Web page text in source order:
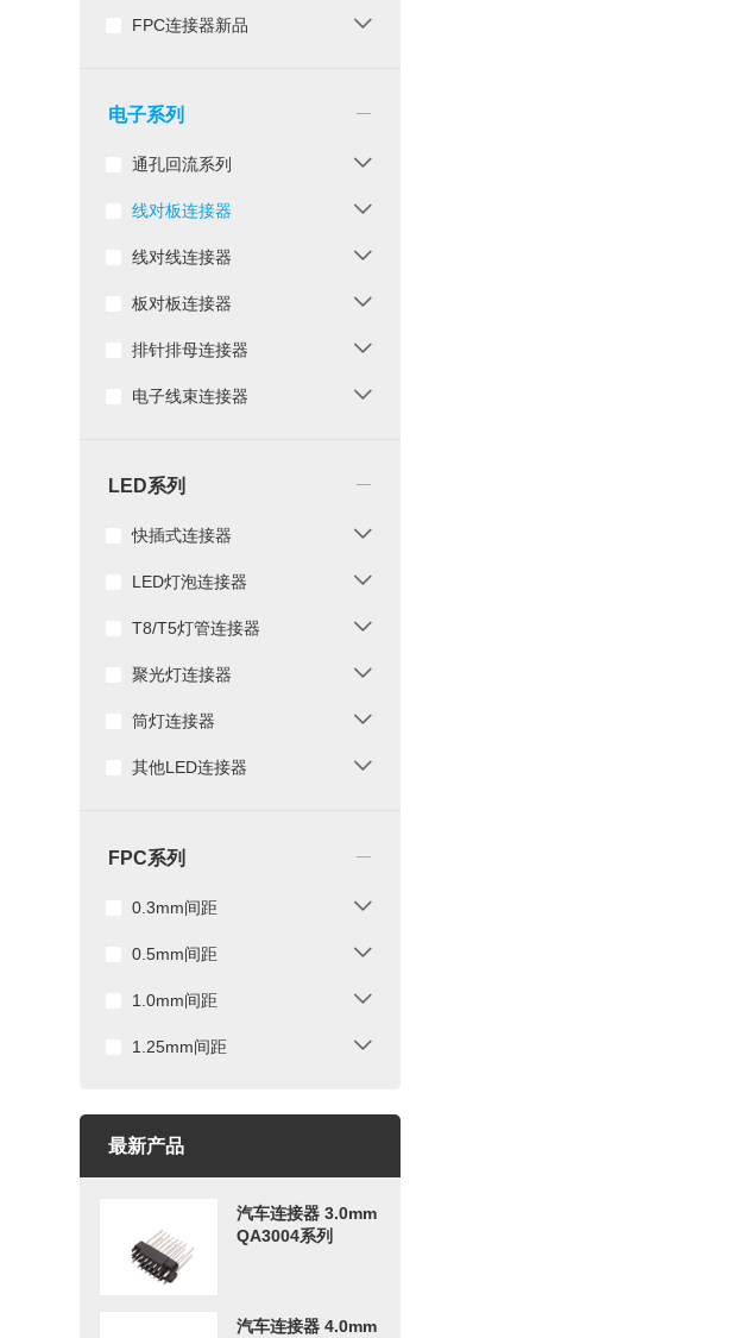
FPC连接器新品
电子系列
通孔回流系列
线对板连接器
线对线连接器
板对板连接器
排针排母连接器
电子线束连接器
LED系列
快插式连接器
LED灯泡连接器
T8/T5灯管连接器
聚光灯连接器
筒灯连接器
其他LED连接器
FPC系列
0.3mm间距
0.5mm间距
1.0mm间距
1.25mm间距
最新产品
汽车连接器 3.0mm
QA3004系列
汽车连接器 4.0mm